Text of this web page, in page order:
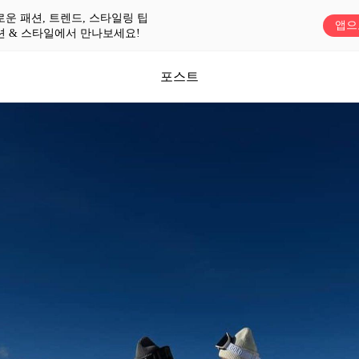
운 패션, 트렌드, 스타일링 팁
& 스타일에서 만나보세요!
앱
포스트